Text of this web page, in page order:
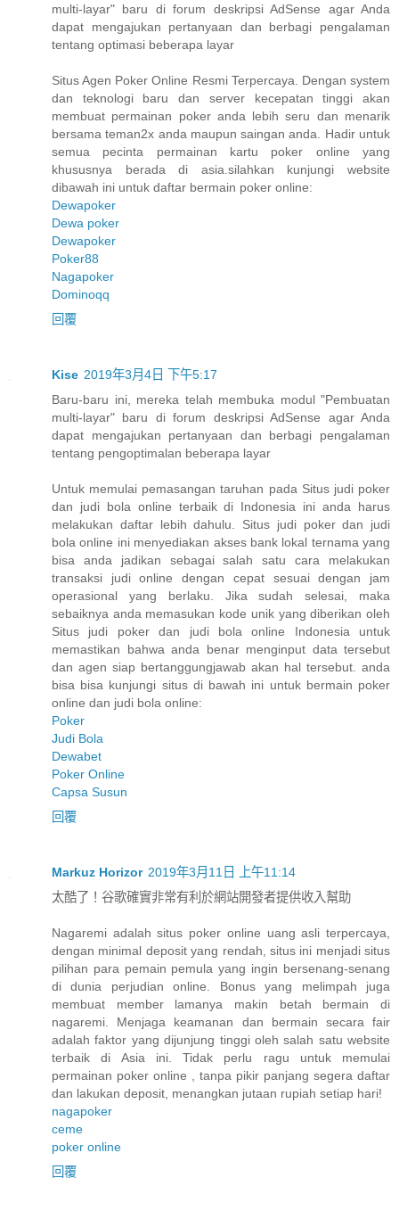
multi-layar" baru di forum deskripsi AdSense agar Anda
dapat mengajukan pertanyaan dan berbagi pengalaman
tentang optimasi beberapa layar
Situs Agen Poker Online Resmi Terpercaya. Dengan system
dan teknologi baru dan server kecepatan tinggi akan
membuat permainan poker anda lebih seru dan menarik
bersama teman2x anda maupun saingan anda. Hadir untuk
semua pecinta permainan kartu poker online yang
khususnya berada di asia.silahkan kunjungi website
dibawah ini untuk daftar bermain poker online:
Dewapoker
Dewa poker
Dewapoker
Poker88
Nagapoker
Dominoqq
回覆
Kise 2019年3月4日 下午5:17
Baru-baru ini, mereka telah membuka modul "Pembuatan
multi-layar" baru di forum deskripsi AdSense agar Anda
dapat mengajukan pertanyaan dan berbagi pengalaman
tentang pengoptimalan beberapa layar
Untuk memulai pemasangan taruhan pada Situs judi poker
dan judi bola online terbaik di Indonesia ini anda harus
melakukan daftar lebih dahulu. Situs judi poker dan judi
bola online ini menyediakan akses bank lokal ternama yang
bisa anda jadikan sebagai salah satu cara melakukan
transaksi judi online dengan cepat sesuai dengan jam
operasional yang berlaku. Jika sudah selesai, maka
sebaiknya anda memasukan kode unik yang diberikan oleh
Situs judi poker dan judi bola online Indonesia untuk
memastikan bahwa anda benar menginput data tersebut
dan agen siap bertanggungjawab akan hal tersebut. anda
bisa bisa kunjungi situs di bawah ini untuk bermain poker
online dan judi bola online:
Poker
Judi Bola
Dewabet
Poker Online
Capsa Susun
回覆
Markuz Horizor 2019年3月11日 上午11:14
太酷了！谷歌確實非常有利於網站開發者提供收入幫助
Nagaremi adalah situs poker online uang asli terpercaya,
dengan minimal deposit yang rendah, situs ini menjadi situs
pilihan para pemain pemula yang ingin bersenang-senang
di dunia perjudian online. Bonus yang melimpah juga
membuat member lamanya makin betah bermain di
nagaremi. Menjaga keamanan dan bermain secara fair
adalah faktor yang dijunjung tinggi oleh salah satu website
terbaik di Asia ini. Tidak perlu ragu untuk memulai
permainan poker online , tanpa pikir panjang segera daftar
dan lakukan deposit, menangkan jutaan rupiah setiap hari!
nagapoker
ceme
poker online
回覆